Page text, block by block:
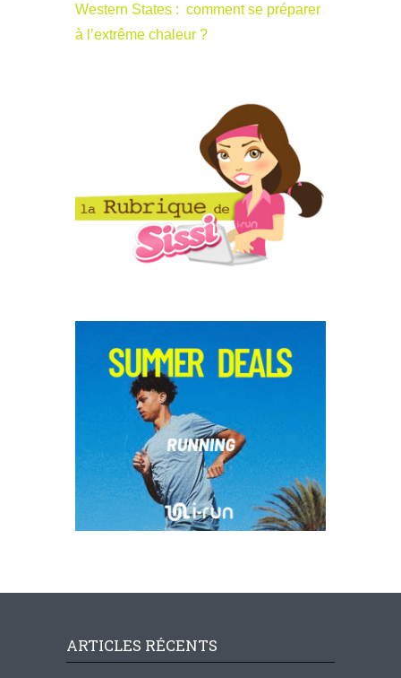
Western States : comment se préparer
à l’extrême chaleur ?
ARTICLES RÉCENTS